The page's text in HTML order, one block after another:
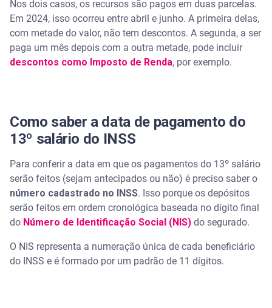
Nos dois casos, os recursos são pagos em duas parcelas.
Em 2024, isso ocorreu entre abril e junho. A primeira delas,
com metade do valor, não tem descontos. A segunda, a ser
paga um mês depois com a outra metade, pode incluir
descontos como Imposto de Renda, por exemplo.
Como saber a data de pagamento do
13º salário do INSS
Para conferir a data em que os pagamentos do 13º salário
serão feitos (sejam antecipados ou não) é preciso saber o
número cadastrado no INSS. Isso porque os depósitos
serão feitos em ordem cronológica baseada no dígito final
do Número de Identificação Social (NIS) do segurado.
O NIS representa a numeração única de cada beneficiário
do INSS e é formado por um padrão de 11 dígitos.